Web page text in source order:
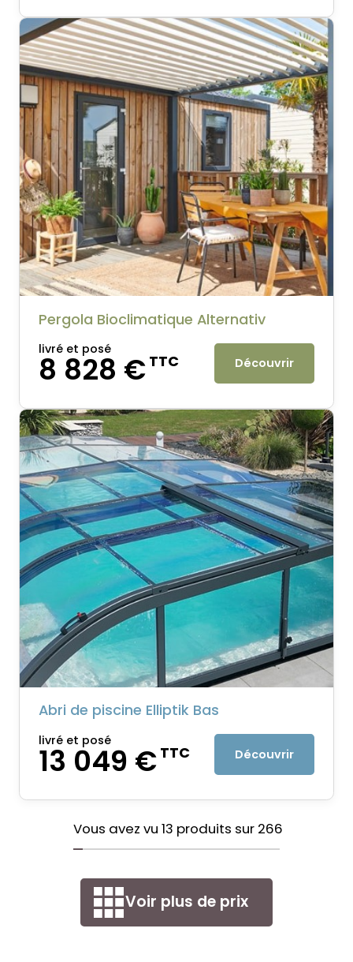
Pergola Bioclimatique Alternativ
livré et posé
8 828 €TTC Découvrir
Abri de piscine Elliptik Bas
livré et posé
13 049 €TTC Découvrir
Vous avez vu 13 produits sur 266
Voir plus de prix